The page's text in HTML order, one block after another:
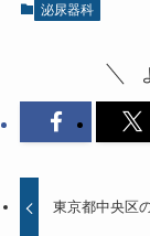
泌尿器科
東京都中央区